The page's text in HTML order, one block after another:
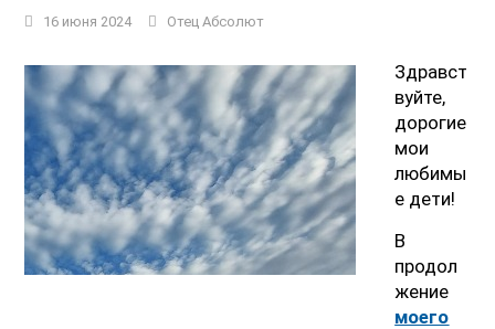
16 июня 2024 Отец Абсолют
Здравст
вуйте,
дорогие
мои
любимы
е дети!
В
продол
жение
моего